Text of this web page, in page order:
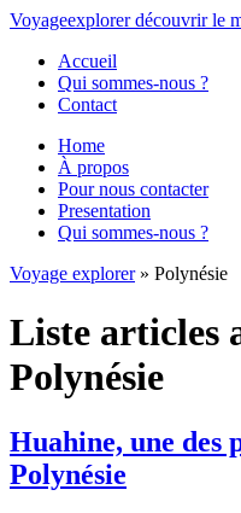
Voyageexplorer découvrirle
Accueil
Qui sommes-nous ?
Contact
Home
À propos
Pour nous contacter
Presentation
Qui sommes-nous ?
Voyage explorer» Polynésie
Liste articles
Polynésie
Huahine, une des
Polynésie